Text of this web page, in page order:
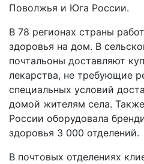
Поволжья и Юга России.
В 78 регионах страны
здоровья на дом. В
почтальоны доставляют
лекарства, не требующие
специальных условий
домой жителям села.
России оборудовала
здоровья 3 000 отделений.
В почтовых отделениях